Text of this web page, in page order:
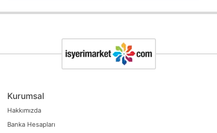
Kurumsal
Hakkımızda
Banka Hesapları